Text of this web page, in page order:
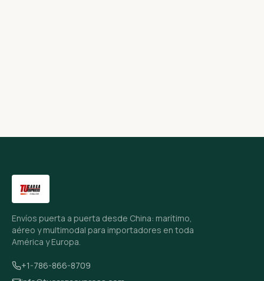
Envíos puerta a puerta desde China: marítimo,
aéreo y multimodal para importadores en toda
América y Europa.
+1-786-866-8709